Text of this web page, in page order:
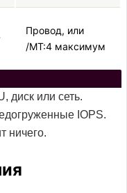
Провод, или
/MT:4 максимум
диск или сеть.
IOPS.
ничего.